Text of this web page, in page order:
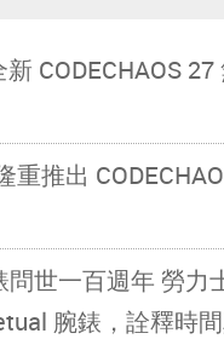
CODECHAOS
重推出
問世一百週年 勞力
腕錶，詮釋時